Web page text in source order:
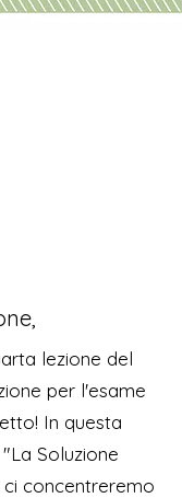
lezione del
per l'esame
In questa
Soluzione
concentreremo